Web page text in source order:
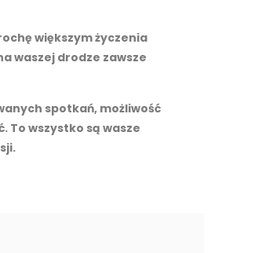
większym życzenia
waszej drodze zawsze
spotkań, możliwość
To wszystko są wasze